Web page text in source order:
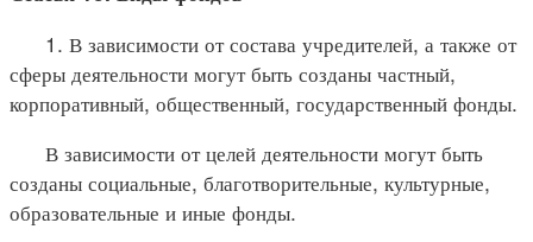
1. В зависимости от состава учредителей, а также от
сферы деятельности могут быть созданы частный,
корпоративный, общественный, государственный фонды.
В зависимости от целей деятельности могут быть
созданы социальные, благотворительные, культурные,
образовательные и иные фонды.